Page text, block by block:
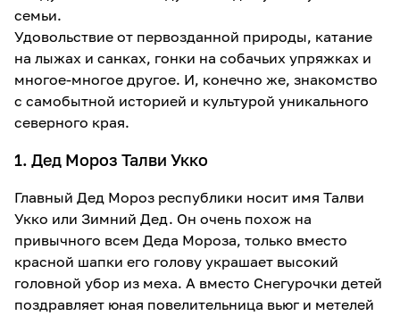
семьи.
Удовольствие от первозданной природы, катание
на лыжах и санках, гонки на собачьих упряжках и
многое-многое другое. И, конечно же, знакомство
с самобытной историей и культурой уникального
северного края.
1. Дед Мороз Талви Укко
Главный Дед Мороз республики носит имя Талви
Укко или Зимний Дед. Он очень похож на
привычного всем Деда Мороза, только вместо
красной шапки его голову украшает высокий
головной убор из меха. А вместо Снегурочки детей
поздравляет юная повелительница вьюг и метелей